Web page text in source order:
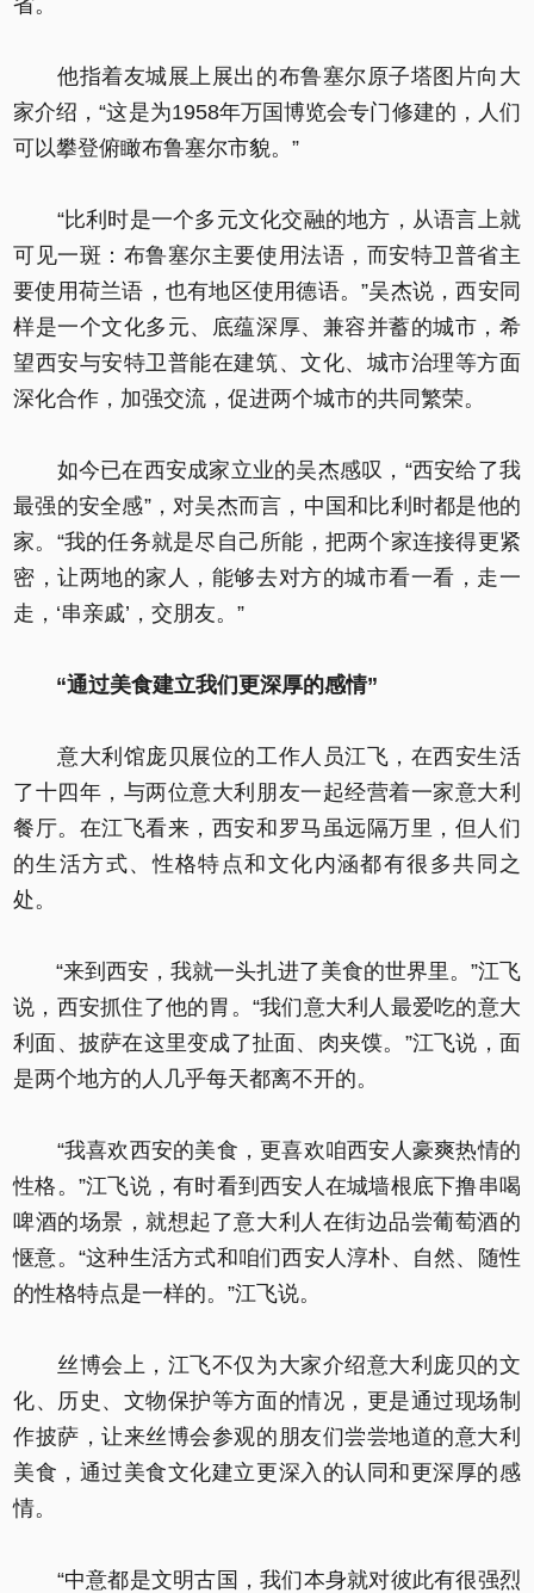
省。
他指着友城展上展出的布鲁塞尔原子塔图片向大
家介绍，“这是为1958年万国博览会专门修建的，人们
可以攀登俯瞰布鲁塞尔市貌。”
“比利时是一个多元文化交融的地方，从语言上就
可见一斑：布鲁塞尔主要使用法语，而安特卫普省主
要使用荷兰语，也有地区使用德语。”吴杰说，西安同
样是一个文化多元、底蕴深厚、兼容并蓄的城市，希
望西安与安特卫普能在建筑、文化、城市治理等方面
深化合作，加强交流，促进两个城市的共同繁荣。
如今已在西安成家立业的吴杰感叹，“西安给了我
最强的安全感”，对吴杰而言，中国和比利时都是他的
家。“我的任务就是尽自己所能，把两个家连接得更紧
密，让两地的家人，能够去对方的城市看一看，走一
走，‘串亲戚’，交朋友。”
“通过美食建立我们更深厚的感情”
意大利馆庞贝展位的工作人员江飞，在西安生活
了十四年，与两位意大利朋友一起经营着一家意大利
餐厅。在江飞看来，西安和罗马虽远隔万里，但人们
的生活方式、性格特点和文化内涵都有很多共同之
处。
“来到西安，我就一头扎进了美食的世界里。”江飞
说，西安抓住了他的胃。“我们意大利人最爱吃的意大
利面、披萨在这里变成了扯面、肉夹馍。”江飞说，面
是两个地方的人几乎每天都离不开的。
“我喜欢西安的美食，更喜欢咱西安人豪爽热情的
性格。”江飞说，有时看到西安人在城墙根底下撸串喝
啤酒的场景，就想起了意大利人在街边品尝葡萄酒的
惬意。“这种生活方式和咱们西安人淳朴、自然、随性
的性格特点是一样的。”江飞说。
丝博会上，江飞不仅为大家介绍意大利庞贝的文
化、历史、文物保护等方面的情况，更是通过现场制
作披萨，让来丝博会参观的朋友们尝尝地道的意大利
美食，通过美食文化建立更深入的认同和更深厚的感
情。
“中意都是文明古国，我们本身就对彼此有很强烈